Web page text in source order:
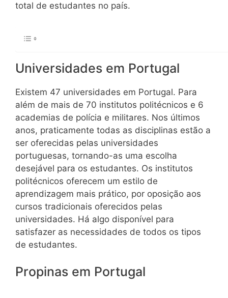
total de estudantes no país.
Universidades em Portugal
Existem 47 universidades em Portugal. Para
além de mais de 70 institutos politécnicos e 6
academias de polícia e militares. Nos últimos
anos, praticamente todas as disciplinas estão a
ser oferecidas pelas universidades
portuguesas, tornando-as uma escolha
desejável para os estudantes. Os institutos
politécnicos oferecem um estilo de
aprendizagem mais prático, por oposição aos
cursos tradicionais oferecidos pelas
universidades. Há algo disponível para
satisfazer as necessidades de todos os tipos
de estudantes.
Propinas em Portugal